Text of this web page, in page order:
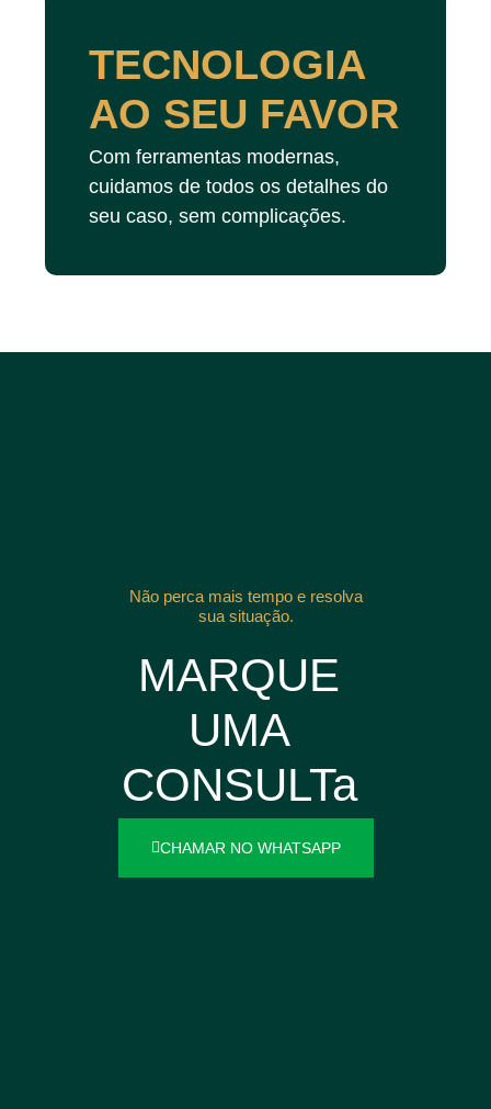
TECNOLOGIA
AO SEU FAVOR
Com ferramentas modernas,
cuidamos de todos os detalhes do
seu caso, sem complicações.
Não perca mais tempo e resolva
sua situação.
MARQUE
UMA
CONSULTa
CHAMAR NO WHATSAPP